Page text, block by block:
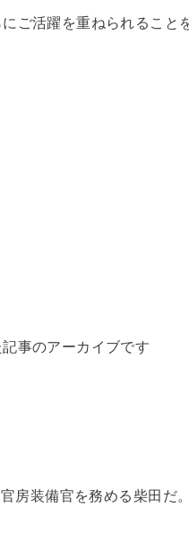
ご活躍を重ねられること
事のアーカイブです
房装備官を務める柴田だ。